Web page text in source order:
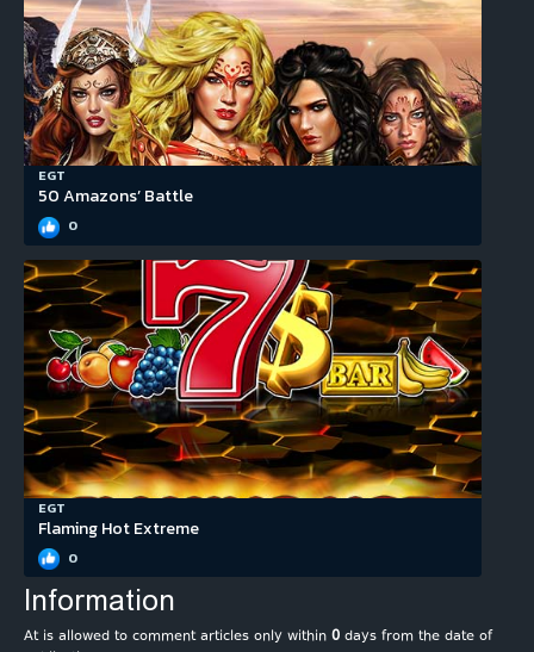
EGT
50 Amazons’ Battle
0
EGT
Flaming Hot Extreme
0
Information
At is allowed to comment articles only within 0 days from the date of